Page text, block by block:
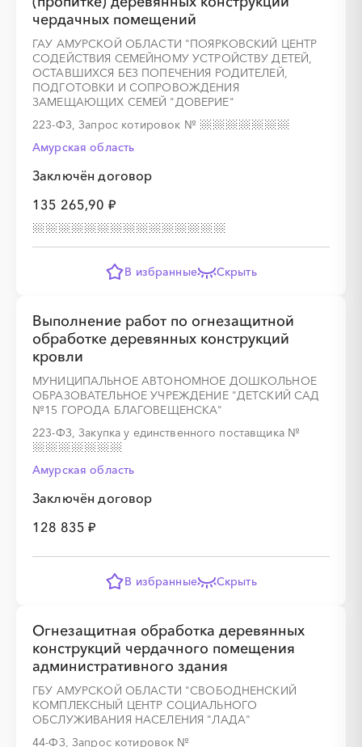
чердачных помещений
ГАУ АМУРСКОЙ ОБЛАСТИ "ПОЯРКОВСКИЙ ЦЕНТР
СОДЕЙСТВИЯ СЕМЕЙНОМУ УСТРОЙСТВУ ДЕТЕЙ,
ОСТАВШИХСЯ БЕЗ ПОПЕЧЕНИЯ РОДИТЕЛЕЙ,
ПОДГОТОВКИ И СОПРОВОЖДЕНИЯ
ЗАМЕЩАЮЩИХ СЕМЕЙ "ДОВЕРИЕ"
223-ФЗ, Запрос котировок №
Амурская область
Заключён договор
135 265,90 ₽
В избранные Скрыть
Выполнение работ по огнезащитной
обработке деревянных конструкций
кровли
МУНИЦИПАЛЬНОЕ АВТОНОМНОЕ ДОШКОЛЬНОЕ
ОБРАЗОВАТЕЛЬНОЕ УЧРЕЖДЕНИЕ "ДЕТСКИЙ САД
№15 ГОРОДА БЛАГОВЕЩЕНСКА"
223-ФЗ, Закупка у единственного поставщика №
Амурская область
Заключён договор
128 835 ₽
В избранные Скрыть
Огнезащитная обработка деревянных
конструкций чердачного помещения
административного здания
ГБУ АМУРСКОЙ ОБЛАСТИ "СВОБОДНЕНСКИЙ
КОМПЛЕКСНЫЙ ЦЕНТР СОЦИАЛЬНОГО
ОБСЛУЖИВАНИЯ НАСЕЛЕНИЯ "ЛАДА"
44-ФЗ, Запрос котировок №